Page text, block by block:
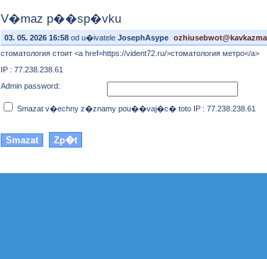
V�maz p��sp�vku
03. 05. 2026 16:58 od u�ivatele JosephAsype
стоматология стоит <a href=https://vident72.ru/>стоматология метро</a>
IP : 77.238.238.61
Admin password:
Smazat v�echny z�znamy pou��vaj�c� toto IP : 77.238.238.61